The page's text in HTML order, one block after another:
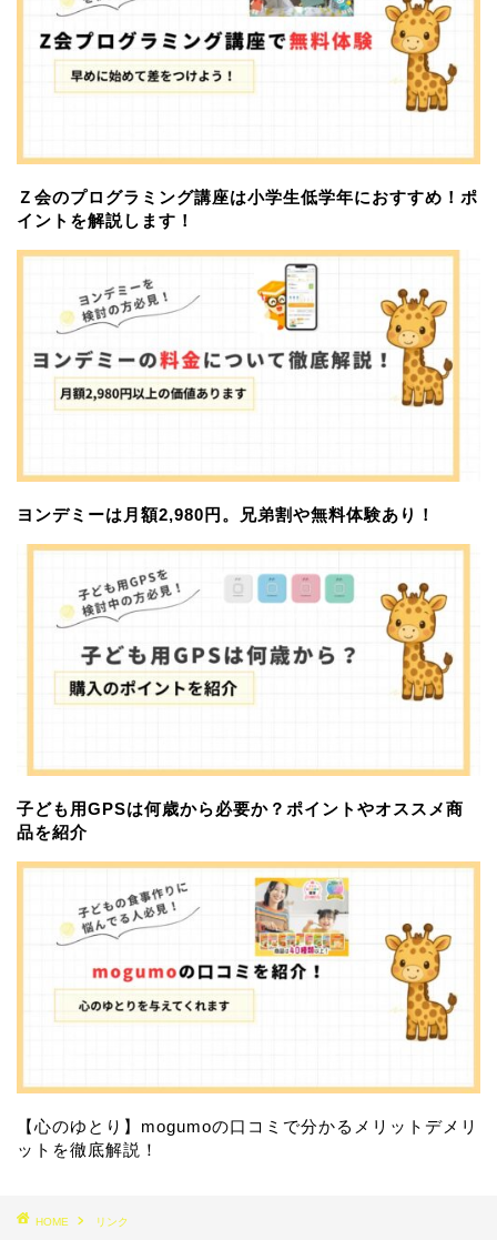
Ｚ会のプログラミング講座は小学生低学年におすすめ！ポ
イントを解説します！
ヨンデミーは月額2,980円。兄弟割や無料体験あり！
子ども用GPSは何歳から必要か？ポイントやオススメ商
品を紹介
【心のゆとり】mogumoの口コミで分かるメリットデメリ
ットを徹底解説！
HOME リンク